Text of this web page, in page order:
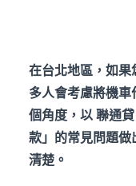
在台北地區，如果
多人會考慮將機
個角度，以 聯通貸
款」的常見問題做
清楚。